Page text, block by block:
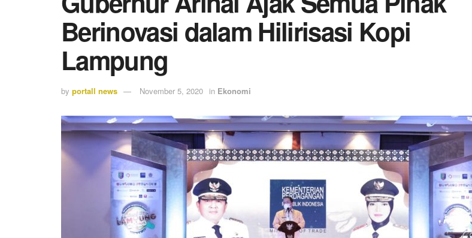
Berinovasi dalam Hilirisasi Kopi
Lampung
by portall news November 5, 2020 in Ekonomi